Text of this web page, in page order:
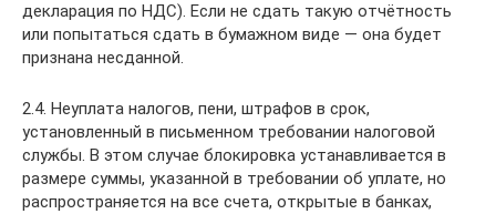
декларация по НДС). Если не сдать такую отчётность
или попытаться сдать в бумажном виде — она будет
признана несданной.
2.4. Неуплата налогов, пени, штрафов в срок,
установленный в письменном требовании налоговой
службы. В этом случае блокировка устанавливается в
размере суммы, указанной в требовании об уплате, но
распространяется на все счета, открытые в банках,